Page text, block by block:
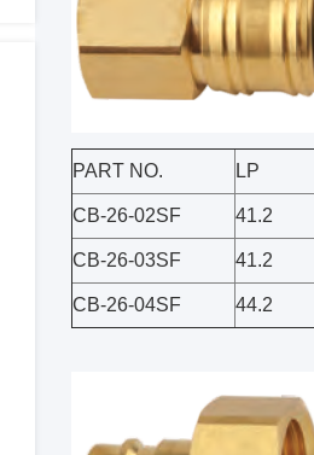
PART NO. LP
CB-26-02SF 41.2
CB-26-03SF 41.2
CB-26-04SF 44.2